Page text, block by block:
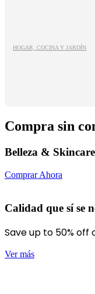
HOGAR, COCINA Y JARDÍN
Compra sin
Belleza & Skincare
Comprar Ahora
Calidad que sí se
Save up to 50% off
Ver más